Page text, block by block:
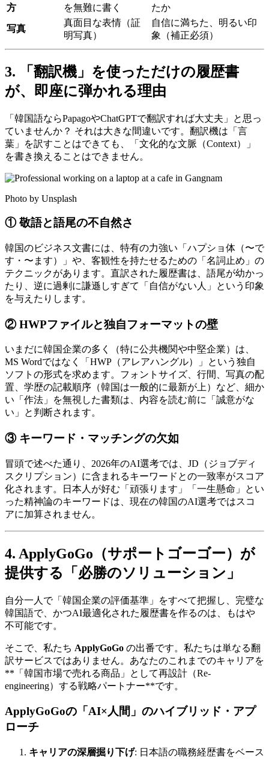
方 を無難に書く たか
写真
真面目な表情（証
明写真）
自信に満ちた、明るい印
象（補正必須）
3. 「翻訳機」を使っただけの履歴書
が、即座に弾かれる理由
「韓国語ならPapagoやChatGPTで翻訳すれば大丈夫」と思っ
ていませんか？ それは大きな間違いです。翻訳機は「言
葉」を訳すことはできても、「文化的な文脈（Context）」
を書き換えることはできません。
Photo by Unsplash
① 敬語と語尾の不自然さ
韓国のビジネス文書には、特有の力強い「ハプショ体（〜で
す・〜ます）」や、客観性を持たせるための「名詞止め」の
テクニックがあります。直訳された履歴書は、語尾が幼かっ
たり、逆に過剰に謙遜しすぎて「自信がない人」という印象
を与えたりします。
② HWPファイルと独自フォーマットの壁
いまだに韓国企業の多く（特に公共機関や中堅企業）は、
MS Wordではなく「HWP（アレアハングル）」という独自
ソフトの形式を求めます。フォントサイズ、行間、写真の配
置、学歴の記載順序（韓国は一般的に最新が上）など、細か
い「作法」を無視した書類は、内容を読む前に「誠意がな
い」と判断されます。
③ キーワード・マッチングの欠如
冒頭で述べた通り、2026年のAI選考では、JD（ジョブディ
スクリプション）に含まれるキーワードとの一致率がスコア
化されます。日本人が好む「頑張ります」「一生懸命」とい
った精神論のキーワードは、現在の韓国のAI選考ではスコ
アに加算されません。
4. ApplyGoGo（サポートゴーゴー）が
提供する「必勝のソリューション」
自分一人で「韓国企業の評価基準」をすべて把握し、完璧な
韓国語で、かつAI最適化された履歴書を作るのは、もはや
不可能です。
そこで、私たち ​ ApplyGoGo の出番です。私たちは単なる翻
訳サービスではありません。あなたのこれまでのキャリアを
**「韓国市場で売れる商品」として再設計（Re-
engineering）する戦略パートナー**です。
ApplyGoGoの「AI×人間」のハイブリッド・アプ
ローチ
キャリアの深層掘り下げ: 日本語の職務経歴書をベース